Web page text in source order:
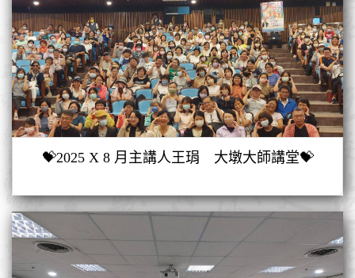
💝2025 X 8 月主講人王琄 大墩大師講堂💝